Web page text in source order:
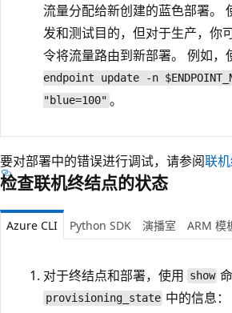
流量分配给新创建的蓝色部署。
发和测试目的，但对于生产，你
令将流量路由到新部署。 例如，
endpoint update -n
"blue=100" 。
要对部署中的错误进行调试，请参阅联
检查联机终结点的状态
Azure CLI Python SDK 演播室 ARM 模
对于终结点和部署，使用 show
provisioning_state 中的信息：